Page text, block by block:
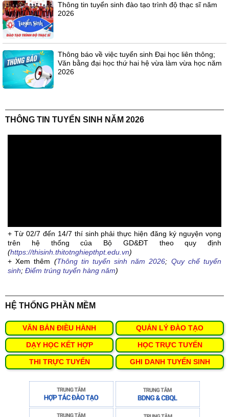
Thông tin tuyển sinh đào tạo trình độ thạc sĩ năm
2026
Thông báo về việc tuyển sinh Đại học liên thông;
Văn bằng đại học thứ hai hệ vừa làm vừa học năm
2026
THÔNG TIN TUYỂN SINH NĂM 2026
+ Từ 02/7 đến 14/7 thí sinh phải thực hiện đăng ký nguyện vọng
trên hệ thống của Bộ GD&ĐT theo quy định
(https://thisinh.thitotnghiepthpt.edu.vn)
+ Xem thêm (Thông tin tuyển sinh năm 2026; Quy chế tuyển
sinh; Điểm trúng tuyển hàng năm)
HỆ THỐNG PHẦN MỀM
VĂN BẢN ĐIỀU HÀNH QUẢN LÝ ĐÀO TẠO
DẠY HỌC KẾT HỢP HỌC TRỰC TUYẾN
THI TRỰC TUYẾN GHI DANH TUYỂN SINH